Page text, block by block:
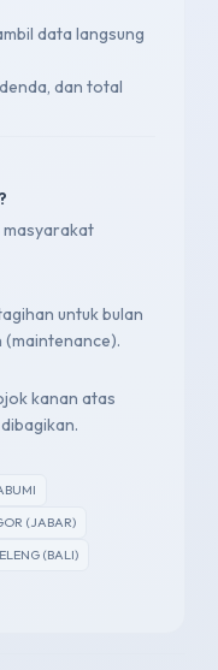
data langsung
dan total
masyarakat
untuk bulan
(maintenance).
kanan atas
(JABAR)
(BALI)